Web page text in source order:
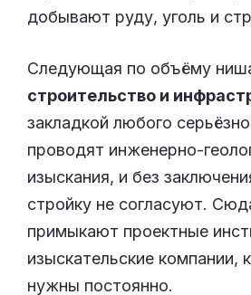
добывают руду, уголь и
Следующая по объёму
строительство и
закладкой любого
проводят инженерно-
изыскания, и без
стройку не согласуют.
примыкают проектные
изыскательские компании,
нужны постоянно.